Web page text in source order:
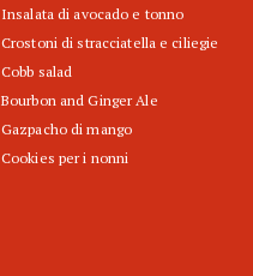
Insalata di avocado e tonno
Crostoni di stracciatella e ciliegie
Cobb salad
Bourbon and Ginger Ale
Gazpacho di mango
Cookies per i nonni